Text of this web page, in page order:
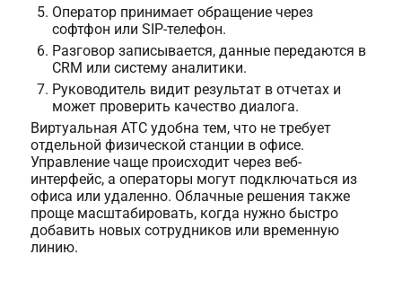
Оператор принимает обращение через
софтфон или SIP-телефон.
Разговор записывается, данные передаются в
CRM или систему аналитики.
Руководитель видит результат в отчетах и
может проверить качество диалога.
Виртуальная АТС удобна тем, что не требует
отдельной физической станции в офисе.
Управление чаще происходит через веб-
интерфейс, а операторы могут подключаться из
офиса или удаленно. Облачные решения также
проще масштабировать, когда нужно быстро
добавить новых сотрудников или временную
линию.